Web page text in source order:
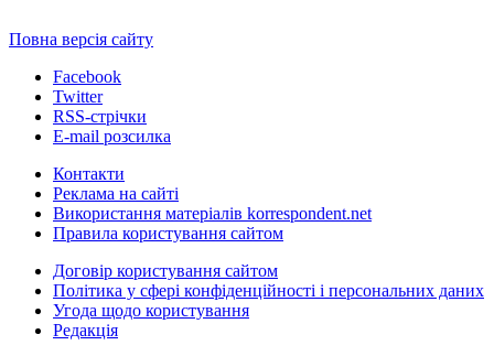
Повна версія сайту
Facebook
Twitter
RSS-стрічки
E-mail розсилка
Контакти
Реклама на сайті
Використання матеріалів korrespondent.net
Правила користування сайтом
Договір користування сайтом
Політика у сфері конфіденційності і персональних даних
Угода щодо користування
Редакція